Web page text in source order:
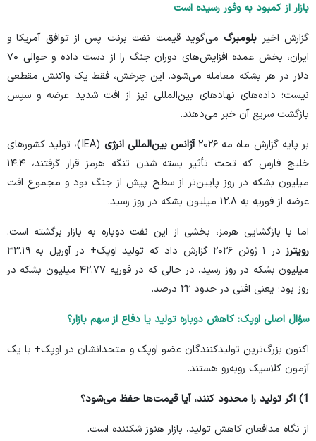
بازار از کمبود به وفور رسیده است
گزارش اخیر بلومبرگ می‌گوید قیمت نفت برنت پس از توافق آمریکا و
ایران، بخش عمده افزایش‌های دوران جنگ را از دست داده و حوالی ۷۰
دلار در هر بشکه معامله می‌شود. این چرخش، فقط یک واکنش مقطعی
نیست؛ داده‌های نهاد‌های بین‌المللی نیز از افت شدید عرضه و سپس
بازگشت سریع آن خبر می‌دهند.
بر پایه گزارش ماه مه ۲۰۲۶ آژانس بین‌المللی انرژی
(IEA)، تولید کشور‌های
خلیج فارس که تحت تأثیر بسته شدن تنگه هرمز قرار گرفتند، ۱۴.۴
میلیون بشکه در روز پایین‌تر از سطح پیش از جنگ بود و مجموع افت
عرضه از فوریه به ۱۲.۸ میلیون بشکه در روز رسید.
اما با بازگشایی هرمز، بخشی از این نفت دوباره به بازار برگشته است.
رویترز
در ۱ ژوئن ۲۰۲۶ گزارش داد که تولید اوپک+ در آوریل به ۳۳.۱۹
میلیون بشکه در روز رسید، در حالی که در فوریه ۴۲.۷۷ میلیون بشکه در
روز بود؛ یعنی افتی در حدود ۲۲ درصد.
سؤال اصلی اوپک: کاهش دوباره تولید یا دفاع از سهم بازار؟
اکنون بزرگ‌ترین تولیدکنندگان عضو اوپک و متحدانشان در اوپک+ با یک
آزمون کلاسیک روبه‌رو هستند.
1) اگر تولید را محدود کنند، آیا قیمت‌ها حفظ می‌شود؟
از نگاه مدافعان کاهش تولید، بازار هنوز شکننده است.